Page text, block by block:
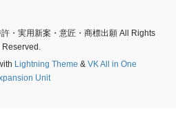
・実用新案・意匠・商標出願 All Rights
Reserved.
Lightning Theme & VK All in One
Unit